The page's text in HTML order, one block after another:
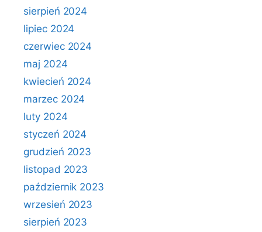
sierpień 2024
lipiec 2024
czerwiec 2024
maj 2024
kwiecień 2024
marzec 2024
luty 2024
styczeń 2024
grudzień 2023
listopad 2023
październik 2023
wrzesień 2023
sierpień 2023